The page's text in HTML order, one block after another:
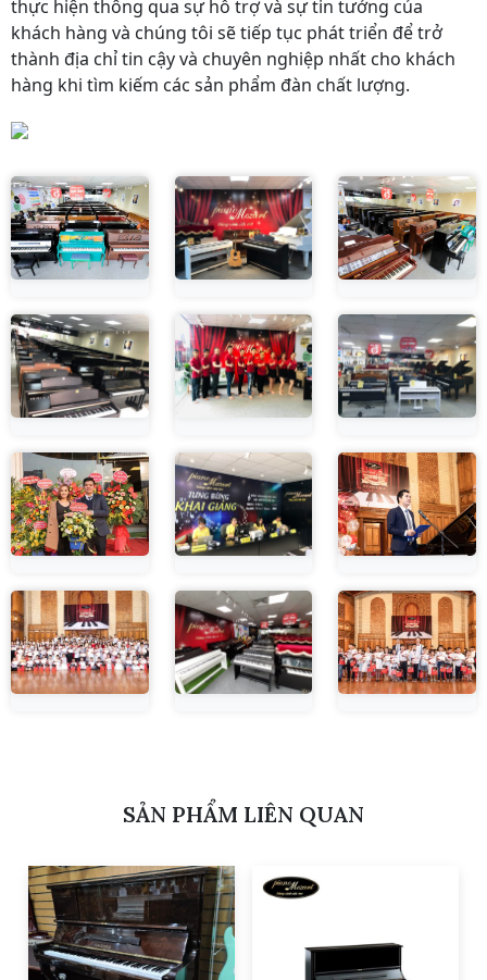
thực hiện thông qua sự hỗ trợ và sự tin tưởng của
khách hàng và chúng tôi sẽ tiếp tục phát triển để trở
thành địa chỉ tin cậy và chuyên nghiệp nhất cho khách
hàng khi tìm kiếm các sản phẩm đàn chất lượng.
SẢN PHẨM LIÊN QUAN